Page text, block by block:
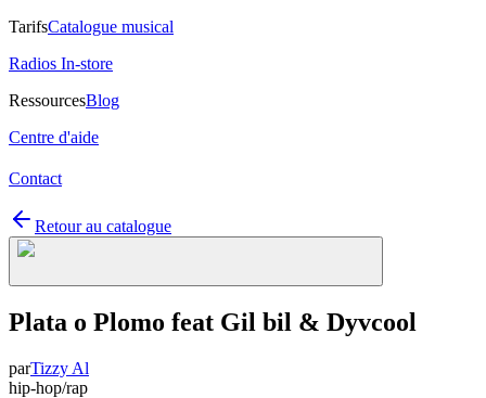
TarifsCatalogue musical
Radios In-store
RessourcesBlog
Centre d'aide
Contact
Retour au catalogue
Plata o Plomo feat Gil bil & Dyvcool
parTizzy Al
hip-hop/rap